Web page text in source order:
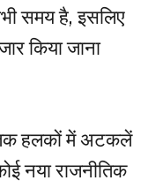
समय है, इसलिए
किया जाना
हलकों में अटकलें
नया राजनीतिक